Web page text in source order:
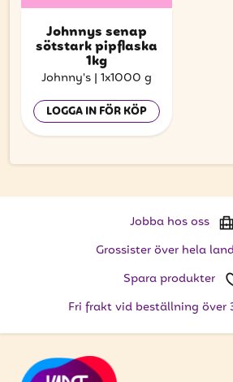
Johnnys senap
sötstark pipflaska
1kg
Johnny's | 1x1000 g
LOGGA IN FÖR KÖP
Jobba hos oss
Grossister över hela
Spara produkter
Fri frakt vid beställning